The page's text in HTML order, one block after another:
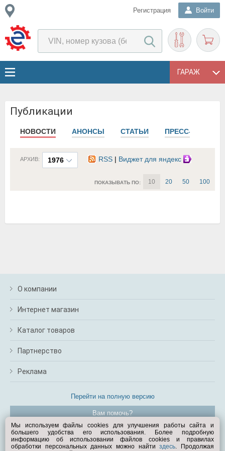
Регистрация Войти
ГАРАЖ
Публикации
НОВОСТИ АНОНСЫ СТАТЬИ ПРЕСС-РЕЛИЗЫ
1976
АРХИВ: RSS | Виджет для яндекс
ПОКАЗЫВАТЬ ПО: 10 20 50 100
О компании
Интернет магазин
Каталог товаров
Партнерство
Реклама
Перейти на полную версию
Вам помочь?
© Exist.ru 1998—2026
Мы используем файлы cookies для улучшения работы сайта и
большего удобства его использования. Более подробную
информацию об использовании файлов cookies и правилах
обработки персональных данных можно найтиздесь. Продолжая